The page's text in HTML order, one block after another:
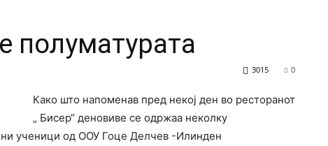
полуматурата
0
3015
Како што напоменав пред некој ден вo ресторанот
„ Бисер“ деновиве се одржаа неколку
ученици од ООУ Гоце Делчев -Илинден